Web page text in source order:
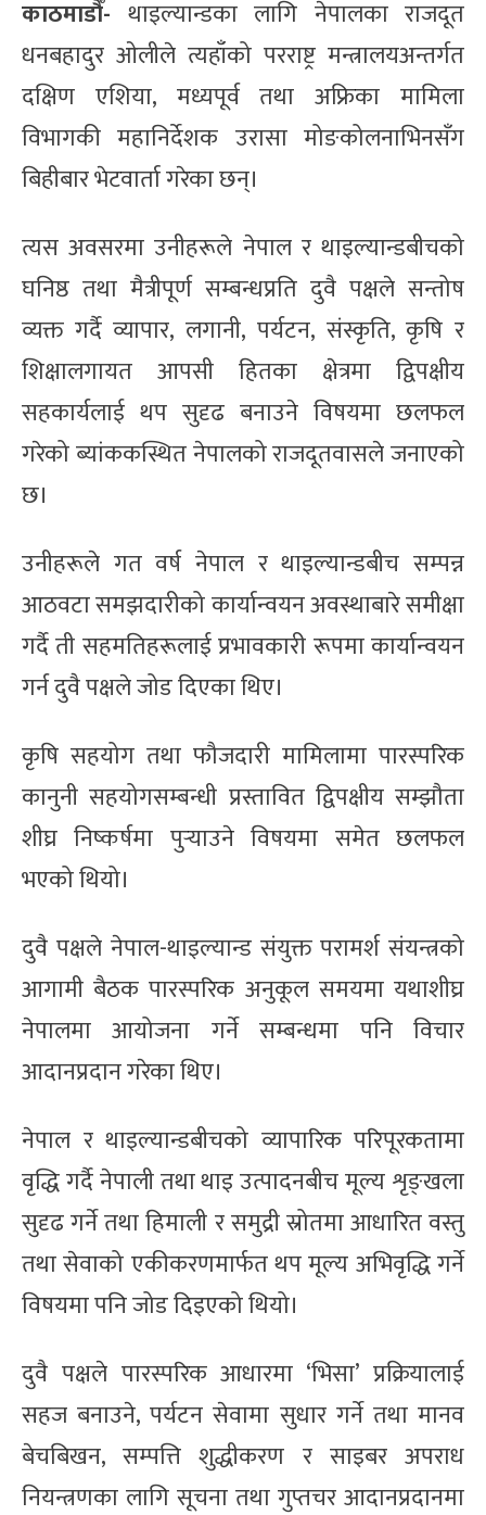
काठमाडौँ- थाइल्यान्डका लागि नेपालका राजदूत
धनबहादुर ओलीले त्यहाँको परराष्ट्र मन्त्रालयअन्तर्गत
दक्षिण एशिया, मध्यपूर्व तथा अफ्रिका मामिला
विभागकी महानिर्देशक उरासा मोङकोलनाभिनसँग
बिहीबार भेटवार्ता गरेका छन्।
त्यस अवसरमा उनीहरूले नेपाल र थाइल्यान्डबीचको
घनिष्ठ तथा मैत्रीपूर्ण सम्बन्धप्रति दुवै पक्षले सन्तोष
व्यक्त गर्दै व्यापार, लगानी, पर्यटन, संस्कृति, कृषि र
शिक्षालगायत आपसी हितका क्षेत्रमा द्विपक्षीय
सहकार्यलाई थप सुदृढ बनाउने विषयमा छलफल
गरेको ब्यांककस्थित नेपालको राजदूतवासले जनाएको
छ।
उनीहरूले गत वर्ष नेपाल र थाइल्यान्डबीच सम्पन्न
आठवटा समझदारीको कार्यान्वयन अवस्थाबारे समीक्षा
गर्दै ती सहमतिहरूलाई प्रभावकारी रूपमा कार्यान्वयन
गर्न दुवै पक्षले जोड दिएका थिए।
कृषि सहयोग तथा फौजदारी मामिलामा पारस्परिक
कानुनी सहयोगसम्बन्धी प्रस्तावित द्विपक्षीय सम्झौता
शीघ्र निष्कर्षमा पुर्‍याउने विषयमा समेत छलफल
भएको थियो।
दुवै पक्षले नेपाल-थाइल्यान्ड संयुक्त परामर्श संयन्त्रको
आगामी बैठक पारस्परिक अनुकूल समयमा यथाशीघ्र
नेपालमा आयोजना गर्ने सम्बन्धमा पनि विचार
आदानप्रदान गरेका थिए।
नेपाल र थाइल्यान्डबीचको व्यापारिक परिपूरकतामा
वृद्धि गर्दै नेपाली तथा थाइ उत्पादनबीच मूल्य शृङ्खला
सुदृढ गर्ने तथा हिमाली र समुद्री स्रोतमा आधारित वस्तु
तथा सेवाको एकीकरणमार्फत थप मूल्य अभिवृद्धि गर्ने
विषयमा पनि जोड दिइएको थियो।
दुवै पक्षले पारस्परिक आधारमा ‘भिसा’ प्रक्रियालाई
सहज बनाउने, पर्यटन सेवामा सुधार गर्ने तथा मानव
बेचबिखन, सम्पत्ति शुद्धीकरण र साइबर अपराध
नियन्त्रणका लागि सूचना तथा गुप्तचर आदानप्रदानमा